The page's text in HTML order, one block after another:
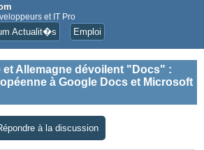
et IT Pro
Actualit�s Emploi
et Allemagne dévoilent "Docs" :
à Google Docs et Microsoft
à la discussion